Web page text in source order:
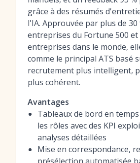
grâce à des résumés
l'IA. Approuvée par plus de 30
entreprises du Fortune 500 et
entreprises dans le monde,
comme le principal ATS basé
recrutement plus intelligent,
plus cohérent.
Avantages
Tableaux de bord en
les rôles avec des KPI
analyses détaillées
Mise en correspondance,